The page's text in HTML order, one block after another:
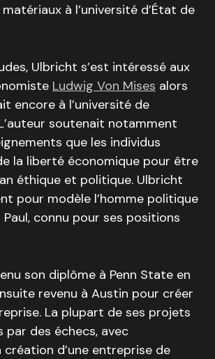
à l’université d’État de
Ulbricht s’est intéressé aux
Ludwig Von Mises alors
encore à l’université de
soutenait notamment
que les individus
la liberté économique pour être
éthique et politique. Ulbricht
pour modèle l’homme politique
Paul, connu pour ses positions
son diplôme à Penn State en
revenu à Austin pour créer
La plupart de ses projets
par des échecs, avec
d’une entreprise de